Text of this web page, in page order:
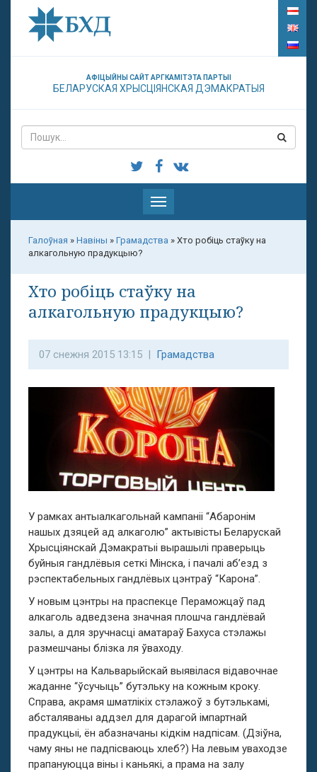
АФІЦЫЙНЫ САЙТ АРГКАМІТЭТА ПАРТЫІ
БЕЛАРУСКАЯ ХРЫСЦІЯНСКАЯ ДЭМАКРАТЫЯ
Паказаць
меню
Галоўная » Навіны » Грамадства » Хто робіць стаўку на
алкагольную прадукцыю?
Хто робіць стаўку на
алкагольную прадукцыю?
07 снежня 2015 13:15 | Грамадства
У рамках антыалкагольнай кампаніі “Абаронім
нашых дзяцей ад алкаголю” актывісты Беларускай
Хрысціянскай Дэмакратыі вырашылі праверыць
буйныя гандлёвыя сеткі Мінска, і пачалі аб’езд з
рэспектабельных гандлёвых цэнтраў “Карона”.
У новым цэнтры на праспекце Пераможцаў пад
алкаголь адведзена значная плошча гандлёвай
залы, а для зручнасці аматараў Бахуса стэлажы
размешчаны блізка ля ўваходу.
У цэнтры на Кальварыйскай выявілася відавочнае
жаданне “ўсучыць” бутэльку на кожным кроку.
Справа, акрамя шматлікіх стэлажоў з бутэлькамі,
абсталяваны аддзел для дарагой імпартнай
прадукцыі, ён абазначаны кідкім надпісам. (Дзіўна,
чаму яны не падпісваюць хлеб?) На левым уваходзе
прапануюцца віны і каньякі, а прама на залу